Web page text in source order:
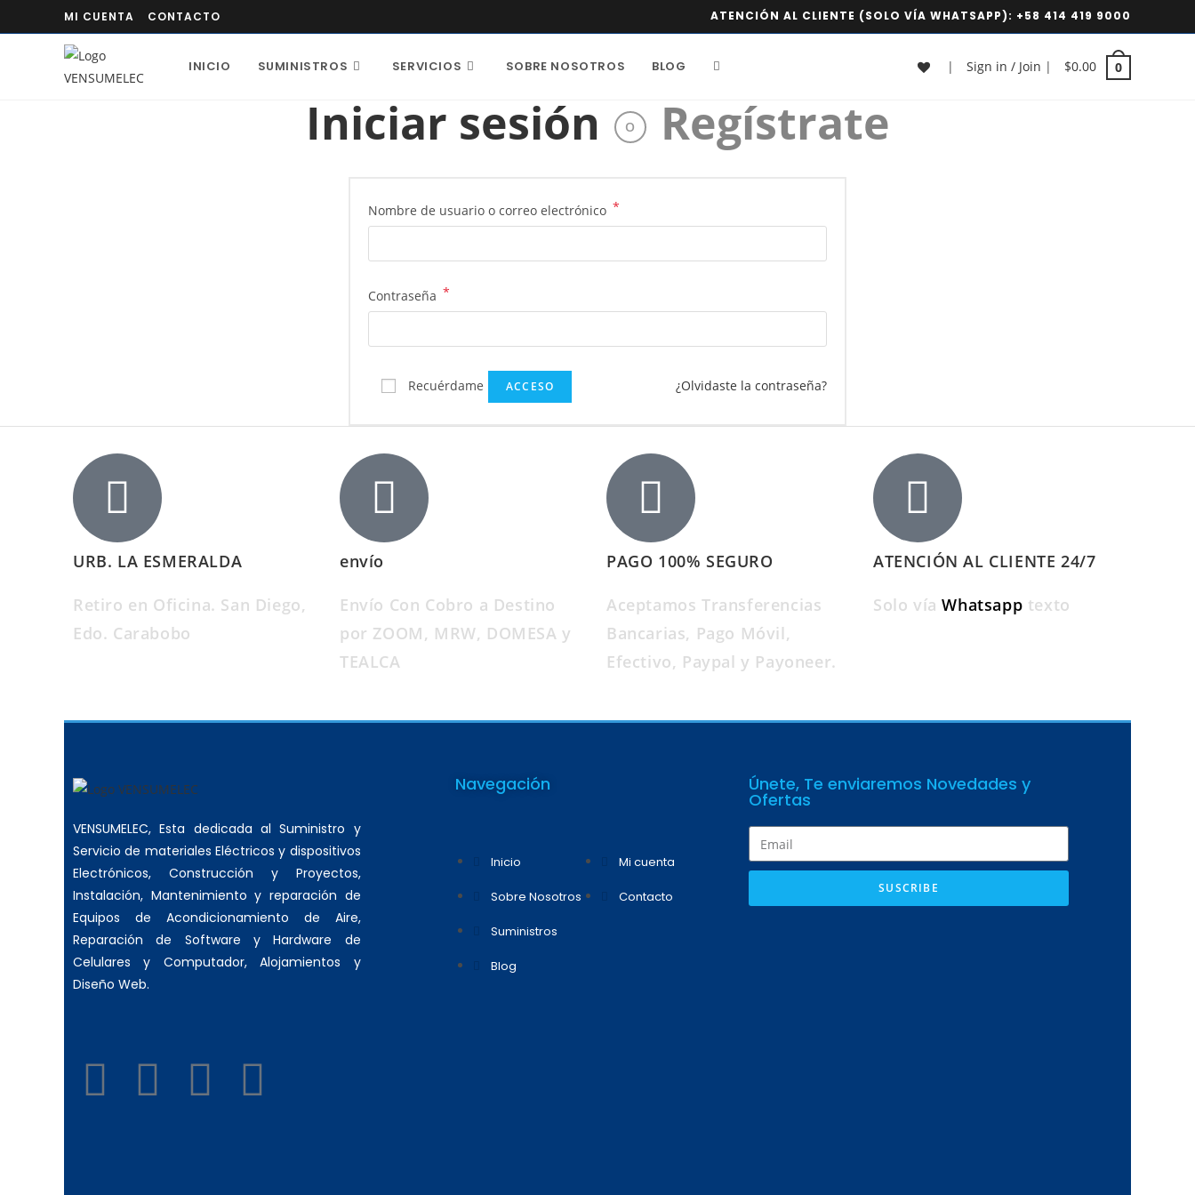
MI CUENTA CONTACTO ATENCIÓN AL CLIENTE (SOLO VÍA WHATSAPP): +58 414 419 9000
| Sign in / Join | $0.00 0
INICIO SUMINISTROS SERVICIOS SOBRE NOSOTROS BLOG
Iniciar sesión O Regístrate
Nombre de usuario o correo electrónico *
Contraseña *
Recuérdame ACCESO ¿Olvidaste la contraseña?
URB. LA ESMERALDA
Retiro en Oficina. San Diego,
Edo. Carabobo
envío
Envío Con Cobro a Destino
por ZOOM, MRW, DOMESA y
TEALCA
PAGO 100% SEGURO
Aceptamos Transferencias
Bancarias, Pago Móvil,
Efectivo, Paypal y Payoneer.
ATENCIÓN AL CLIENTE 24/7
Solo víaWhatsapp texto
VENSUMELEC, Esta dedicada al Suministro y
Servicio de materiales Eléctricos y dispositivos
Electrónicos, Construcción y Proyectos,
Instalación, Mantenimiento y reparación de
Equipos de Acondicionamiento de Aire,
Reparación de Software y Hardware de
Celulares y Computador, Alojamientos y
Diseño Web.
Navegación
Inicio
Sobre Nosotros
Suministros
Blog
Mi cuenta
Contacto
Únete, Te enviaremos Novedades y
Ofertas
SUSCRIBE